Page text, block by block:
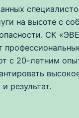
на высоте с
СК
с 20-летним
результат.